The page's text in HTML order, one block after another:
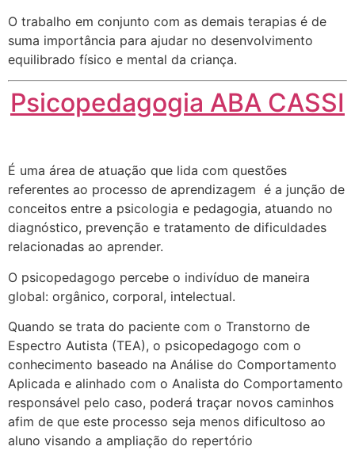
O trabalho em conjunto com as demais terapias é de
suma importância para ajudar no desenvolvimento
equilibrado físico e mental da criança.
Psicopedagogia ABA CASSI
É uma área de atuação que lida com questões
referentes ao processo de aprendizagem é a junção de
conceitos entre a psicologia e pedagogia, atuando no
diagnóstico, prevenção e tratamento de dificuldades
relacionadas ao aprender.
O psicopedagogo percebe o indivíduo de maneira
global: orgânico, corporal, intelectual.
Quando se trata do paciente com o Transtorno de
Espectro Autista (TEA), o psicopedagogo com o
conhecimento baseado na Análise do Comportamento
Aplicada e alinhado com o Analista do Comportamento
responsável pelo caso, poderá traçar novos caminhos
afim de que este processo seja menos dificultoso ao
aluno visando a ampliação do repertório